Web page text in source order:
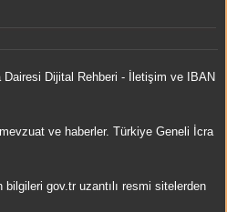
Dairesi Dijital Rehberi - İletişim ve IBAN
ve haberler. Türkiye Geneli İcra
gov.tr uzantılı resmi sitelerden